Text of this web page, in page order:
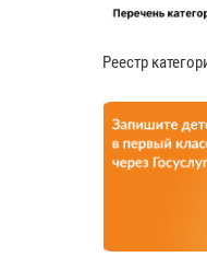
Реестр